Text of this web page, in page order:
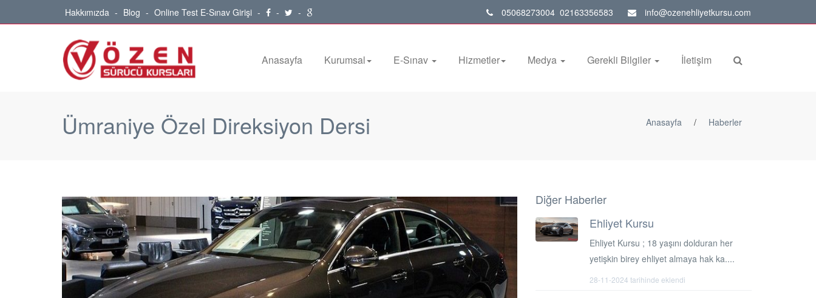
Hakkımızda - Blog - Online Test E-Sınav Girişi - - - 05068273004 02163356583 info@ozenehliyetkursu.com
Anasayfa Kurumsal E-Sınav Hizmetler Medya Gerekli Bilgiler İletişim
Ümraniye Özel Direksiyon Dersi Anasayfa / Haberler
Diğer Haberler
Ehliyet Kursu
Ehliyet Kursu ; 18 yaşını dolduran her
yetişkin birey ehliyet almaya hak ka....
28-11-2024 tarihinde eklendi